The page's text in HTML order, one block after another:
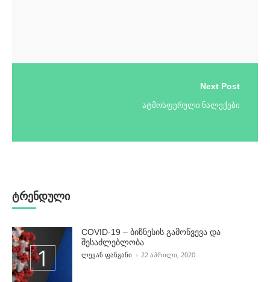
Next Post
ატმოსფერული ნალექები
ტრენდული
COVID-19 – ბიზნესის გამოწვევა და
შესაძლებლობა
POSTED BY
ᲚᲔᲕᲐᲜ ᲤᲐᲜᲒᲐᲜᲘ 22 ᲐᲞᲠᲘᲚᲘ, 2020